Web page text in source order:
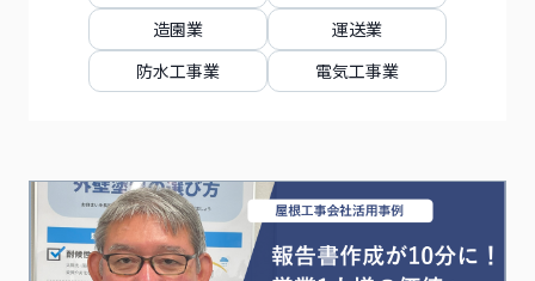
造園業
運送業
防水工事業
電気工事業